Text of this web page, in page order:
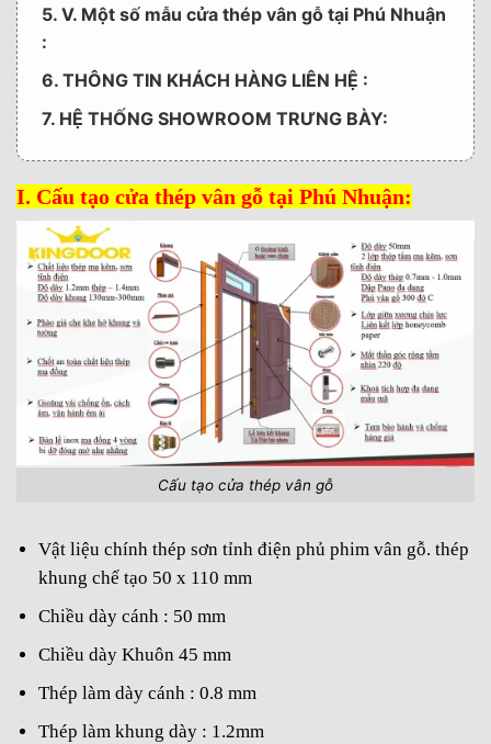
5. V. Một số mẫu cửa thép vân gỗ tại Phú Nhuận
:
6. THÔNG TIN KHÁCH HÀNG LIÊN HỆ :
7. HỆ THỐNG SHOWROOM TRƯNG BÀY:
I. Cấu tạo cửa thép vân gỗ tại Phú Nhuận:
Cấu tạo cửa thép vân gỗ
Vật liệu chính thép sơn tỉnh điện phủ phim vân gỗ. thép
khung chế tạo 50 x 110 mm
Chiều dày cánh : 50 mm
Chiều dày Khuôn 45 mm
Thép làm dày cánh : 0.8 mm
Thép làm khung dày : 1.2mm